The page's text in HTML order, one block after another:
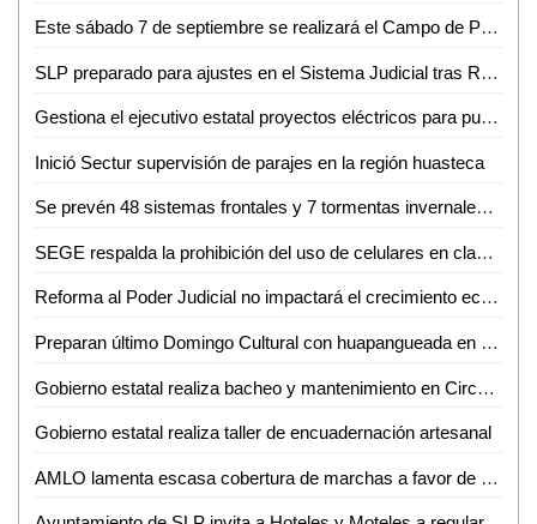
Este sábado 7 de septiembre se realizará el Campo de Pruebas para estudiantes de la UASLP
SLP preparado para ajustes en el Sistema Judicial tras Reforma Judicial: Guadalupe Torres
Gestiona el ejecutivo estatal proyectos eléctricos para pueblos originarios
Inició Sectur supervisión de parajes en la región huasteca
Se prevén 48 sistemas frontales y 7 tormentas invernales en México, durante la Temporada de Frentes Fríos 2024-2025
SEGE respalda la prohibición del uso de celulares en clases
Reforma al Poder Judicial no impactará el crecimiento económico de SLP: Ricardo Gallardo
Preparan último Domingo Cultural con huapangueada en Ciudad Valles
Gobierno estatal realiza bacheo y mantenimiento en Circuito Potosí
Gobierno estatal realiza taller de encuadernación artesanal
AMLO lamenta escasa cobertura de marchas a favor de Reforma Judicial en SLP y otras entidades